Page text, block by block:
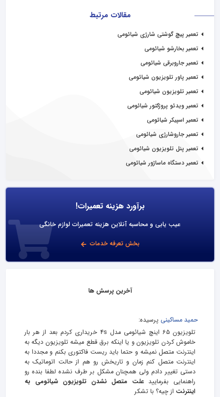
مقالات مرتبط
تعمیر پیچ گوشتی شارژی شیائومی
تعمیر بخارشو شیائومی
تعمیر جاروبرقی شیائومی
تعمیر پاور تلویزیون شیائومی
تعمیر تلویزیون شیائومی
تعمیر ویدئو پروژکتور شیائومی
تعمیر اسپیکر شیائومی
تعمیر جاروشارژی شیائومی
تعمیر پنل تلویزیون شیائومی
تعمیر دستگاه ماساژور شیائومی
برآورد هزینه تعمیرات!
عیب یابی و محاسبه آنلاین هزینه تعمیرات لوازم خانگی
بخش تعرفه خدمات
آخرین پرسش ها
حميد مساکینی پرسیده:
تلویزیون 65 اینچ شیائومی مدل 4s خریداری کردم بعد از هر بار
خاموش کردن تلویزیون و یا اینکه برق قطع میشه تلویزیون دیگه به
اینترنت متصل نمیشه و حتما باید ریست فاکتوری بکنم و مجددا به
اینترنت متصل کنم زمان و تاریخش رو هم از حالت اتوماتیک به
دستی تغییر دادم ولی همچنان مشکل بر طرف نشده لطفا بنده رو
راهنمایی بفرماییدعلت متصل نشدن تلویزیون شیائومی به
اینترنت از چیه؟ با تشکر